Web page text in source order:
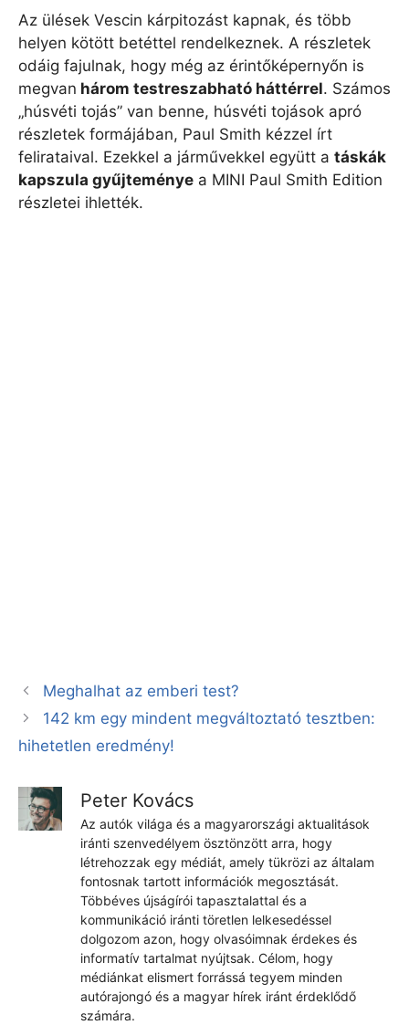
Az ülések Vescin kárpitozást kapnak, és több
helyen kötött betéttel rendelkeznek. A részletek
odáig fajulnak, hogy még az érintőképernyőn is
megvan három testreszabható háttérrel. Számos
„húsvéti tojás” van benne, húsvéti tojások apró
részletek formájában, Paul Smith kézzel írt
felirataival. Ezekkel a járművekkel együtt a táskák
kapszula gyűjteménye a MINI Paul Smith Edition
részletei ihlették.
Meghalhat az emberi test?
142 km egy mindent megváltoztató tesztben:
hihetetlen eredmény!
Peter Kovács
Az autók világa és a magyarországi aktualitások
iránti szenvedélyem ösztönzött arra, hogy
létrehozzak egy médiát, amely tükrözi az általam
fontosnak tartott információk megosztását.
Többéves újságírói tapasztalattal és a
kommunikáció iránti töretlen lelkesedéssel
dolgozom azon, hogy olvasóimnak érdekes és
informatív tartalmat nyújtsak. Célom, hogy
médiánkat elismert forrássá tegyem minden
autórajongó és a magyar hírek iránt érdeklődő
számára.